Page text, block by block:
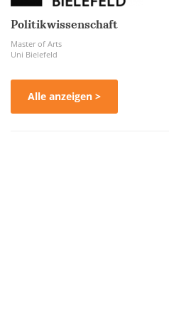
Politikwissenschaft
Master of Arts
Uni Bielefeld
Alle anzeigen >